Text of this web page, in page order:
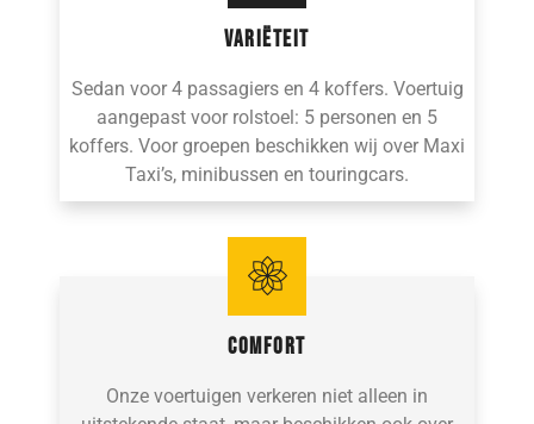
VARIËTEIT
Sedan voor 4 passagiers en 4 koffers. Voertuig
aangepast voor rolstoel: 5 personen en 5
koffers. Voor groepen beschikken wij over Maxi
Taxi’s, minibussen en touringcars.
COMFORT
Onze voertuigen verkeren niet alleen in